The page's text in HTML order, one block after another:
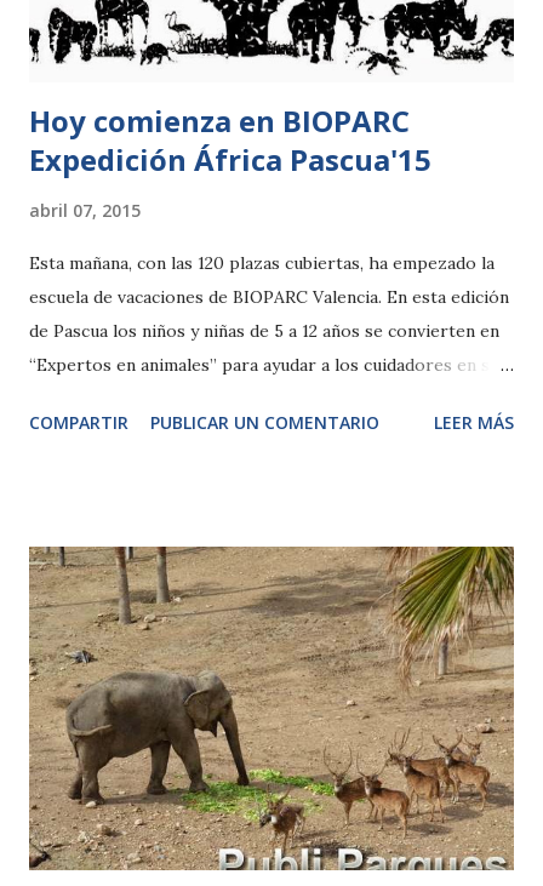
firmas y dibujos de autores , como Carlos Pacheco (X Men,
Capitán América,...
Hoy comienza en BIOPARC
Expedición África Pascua'15
abril 07, 2015
Esta mañana, con las 120 plazas cubiertas, ha empezado la
escuela de vacaciones de BIOPARC Valencia. En esta edición
de Pascua los niños y niñas de 5 a 12 años se convierten en
“Expertos en animales” para ayudar a los cuidadores en sus
comenzado con éxito la edición de Pascua de “Expedición
niños y niñas de 5 a 12 años. Al mismo tiempo que disfrutan
de sus vacaciones, aprenden en contacto directo con la
naturaleza. Además, con las actividades propuestas los más
pequeños, acompañados por sus educadores y los
cuidadores de animales, descubren las curiosidades de las
diferentes especies, ayudan en la preparación de las
instalaciones y sus dietas diarias. También estudian el
comportamiento de los animales y colaboran en la ruta de
enriquecimien...
COMPARTIR PUBLICAR UN COMENTARIO LEER MÁS